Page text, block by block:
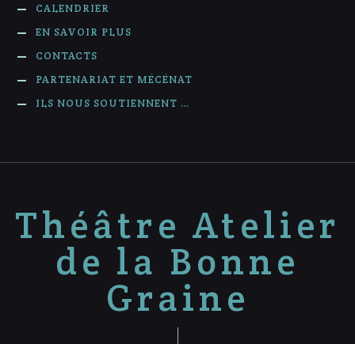
CALENDRIER
EN SAVOIR PLUS
CONTACTS
PARTENARIAT ET MÉCÉNAT
ILS NOUS SOUTIENNENT …
Théâtre Atelier
de la Bonne
Graine